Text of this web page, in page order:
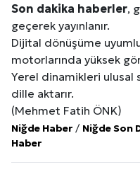
Son dakika haberler,
geçerek yayınlanır.
Dijital dönüşüme
motorlarında yüksek
Yerel dinamikleri
dille aktarır.
(Mehmet Fatih ÖNK)
Niğde Haber / Niğde Son
Haber